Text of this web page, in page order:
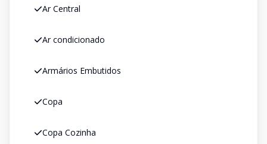
Ar Central
Ar condicionado
Armários Embutidos
Copa
Copa Cozinha